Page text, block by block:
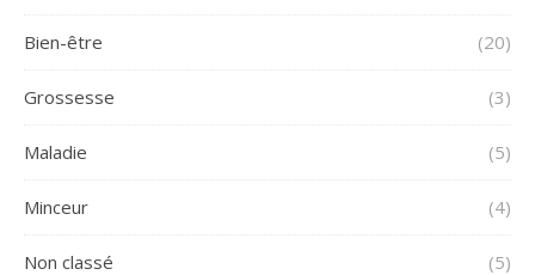
Bien-être (20)
Grossesse (3)
Maladie (5)
Minceur (4)
Non classé (5)